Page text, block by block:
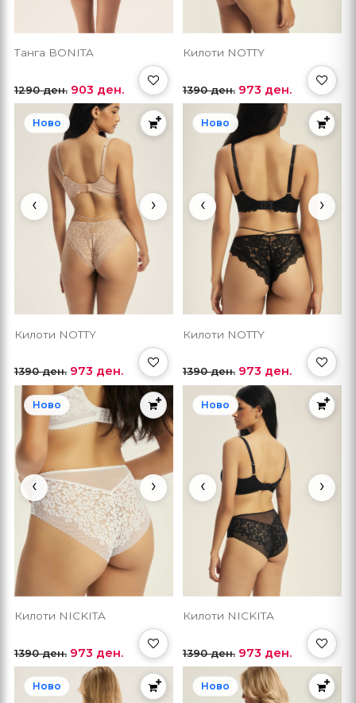
Танга BONITA
1290 ден. 903 ден.
Килоти NOTTY
1390 ден. 973 ден.
‹ ›
Ново
Килоти NOTTY
1390 ден. 973 ден.
‹ ›
Ново
Килоти NOTTY
1390 ден. 973 ден.
‹ ›
Ново
Килоти NICKITA
1390 ден. 973 ден.
‹ ›
Ново
Килоти NICKITA
1390 ден. 973 ден.
Ново Ново